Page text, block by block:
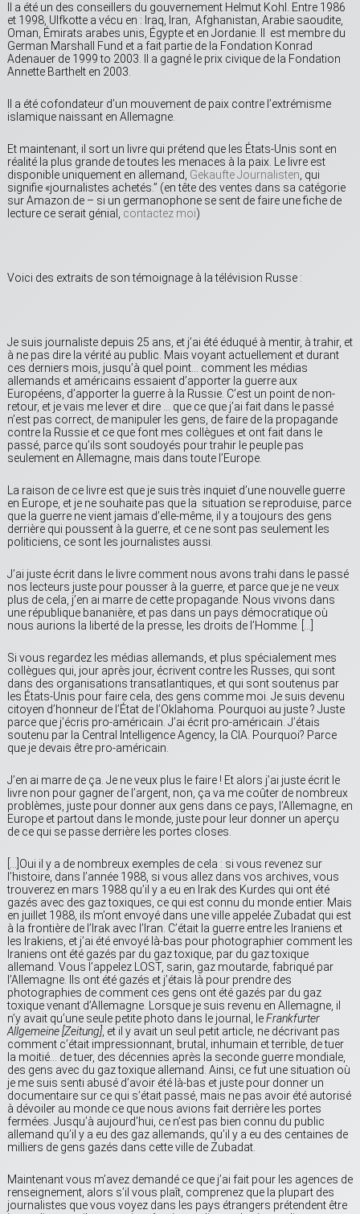
Il a été un des conseillers du gouvernement Helmut Kohl. Entre 1986
et 1998, Ulfkotte a vécu en : Iraq, Iran, Afghanistan, Arabie saoudite,
Oman, Émirats arabes unis, Égypte et en Jordanie. Il est membre du
German Marshall Fund et a fait partie de la Fondation Konrad
Adenauer de 1999 to 2003. Il a gagné le prix civique de la Fondation
Annette Barthelt en 2003.
Il a été cofondateur d’un mouvement de paix contre l’extrémisme
islamique naissant en Allemagne.
Et maintenant, il sort un livre qui prétend que les États-Unis sont en
réalité la plus grande de toutes les menaces à la paix. Le livre est
disponible uniquement en allemand, Gekaufte Journalisten , qui
signifie «journalistes achetés.” (en tête des ventes dans sa catégorie
sur Amazon.de – si un germanophone se sent de faire une fiche de
lecture ce serait génial, contactez moi)
Voici des extraits de son témoignage à la télévision Russe :
Je suis journaliste depuis 25 ans, et j’ai été éduqué à mentir, à trahir, et
à ne pas dire la vérité au public. Mais voyant actuellement et durant
ces derniers mois, jusqu’à quel point… comment les médias
allemands et américains essaient d’apporter la guerre aux
Européens, d’apporter la guerre à la Russie. C’est un point de non-
retour, et je vais me lever et dire … que ce que j’ai fait dans le passé
n’est pas correct, de manipuler les gens, de faire de la propagande
contre la Russie et ce que font mes collègues et ont fait dans le
passé, parce qu’ils sont soudoyés pour trahir le peuple pas
seulement en Allemagne, mais dans toute l’Europe.
La raison de ce livre est que je suis très inquiet d’une nouvelle guerre
en Europe, et je ne souhaite pas que la situation se reproduise, parce
que la guerre ne vient jamais d’elle-même, il y a toujours des gens
derrière qui poussent à la guerre, et ce ne sont pas seulement les
politiciens, ce sont les journalistes aussi.
J’ai juste écrit dans le livre comment nous avons trahi dans le passé
nos lecteurs juste pour pousser à la guerre, et parce que je ne veux
plus de cela, j’en ai marre de cette propagande. Nous vivons dans
une république bananière, et pas dans un pays démocratique où
nous aurions la liberté de la presse, les droits de l’Homme. […]
Si vous regardez les médias allemands, et plus spécialement mes
collègues qui, jour après jour, écrivent contre les Russes, qui sont
dans des organisations transatlantiques, et qui sont soutenus par
les États-Unis pour faire cela, des gens comme moi. Je suis devenu
citoyen d’honneur de l’État de l’Oklahoma. Pourquoi au juste ? Juste
parce que j’écris pro-américain. J’ai écrit pro-américain. J’étais
soutenu par la Central Intelligence Agency, la CIA. Pourquoi? Parce
que je devais être pro-américain.
J’en ai marre de ça. Je ne veux plus le faire ! Et alors j’ai juste écrit le
livre non pour gagner de l’argent, non, ça va me coûter de nombreux
problèmes, juste pour donner aux gens dans ce pays, l’Allemagne, en
Europe et partout dans le monde, juste pour leur donner un aperçu
de ce qui se passe derrière les portes closes.
[…]Oui il y a de nombreux exemples de cela : si vous revenez sur
l’histoire, dans l’année 1988, si vous allez dans vos archives, vous
trouverez en mars 1988 qu’il y a eu en Irak des Kurdes qui ont été
gazés avec des gaz toxiques, ce qui est connu du monde entier. Mais
en juillet 1988, ils m’ont envoyé dans une ville appelée Zubadat qui est
à la frontière de l’Irak avec l’Iran. C’était la guerre entre les Iraniens et
les Irakiens, et j’ai été envoyé là-bas pour photographier comment les
Iraniens ont été gazés par du gaz toxique, par du gaz toxique
allemand. Vous l’appelez LOST, sarin, gaz moutarde, fabriqué par
l’Allemagne. Ils ont été gazés et j’étais là pour prendre des
photographies de comment ces gens ont été gazés par du gaz
toxique venant d’Allemagne. Lorsque je suis revenu en Allemagne, il
n’y avait qu’une seule petite photo dans le journal, leFrankfurter
Allgemeine [Zeitung] , et il y avait un seul petit article, ne décrivant pas
comment c’était impressionnant, brutal, inhumain et terrible, de tuer
la moitié… de tuer, des décennies après la seconde guerre mondiale,
des gens avec du gaz toxique allemand. Ainsi, ce fut une situation où
je me suis senti abusé d’avoir été là-bas et juste pour donner un
documentaire sur ce qui s’était passé, mais ne pas avoir été autorisé
à dévoiler au monde ce que nous avions fait derrière les portes
fermées. Jusqu’à aujourd’hui, ce n’est pas bien connu du public
allemand qu’il y a eu des gaz allemands, qu’il y a eu des centaines de
milliers de gens gazés dans cette ville de Zubadat.
Maintenant vous m’avez demandé ce que j’ai fait pour les agences de
renseignement, alors s’il vous plaît, comprenez que la plupart des
journalistes que vous voyez dans les pays étrangers prétendent être